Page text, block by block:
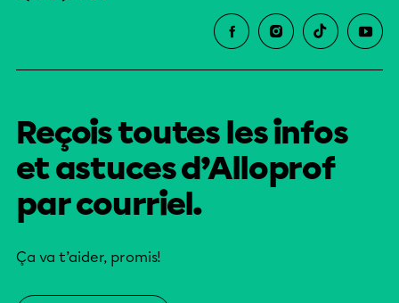
Reçois toutes les infos
et astuces d’Alloprof
par courriel.
Ça va t’aider, promis!